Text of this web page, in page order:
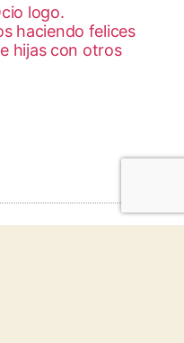
reservados.